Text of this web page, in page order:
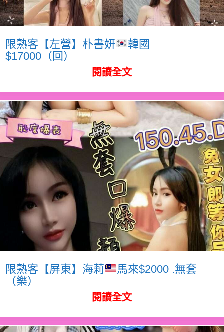
限熟客【左營】朴書妍
韓國
$17000（回）
閱讀全文
限熟客【屏東】海莉
馬來$2000 .無套
（樂）
閱讀全文